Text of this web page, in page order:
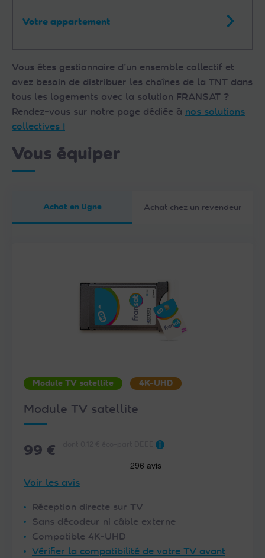
Votre appartement
Vous êtes gestionnaire d’un ensemble collectif et
avez besoin de distribuer les chaînes de la TNT dans
tous les logements avec la solution FRANSAT ?
Rendez-vous sur notre page dédiée à nos solutions
collectives !
Vous équiper
Achat en ligne Achat chez un revendeur
Module TV satellite 4K-UHD
Module TV satellite
99 €
Voir les avis
Réception directe sur TV
Sans décodeur ni câble externe
Compatible 4K-UHD
Vérifier la compatibilité de votre TV avant